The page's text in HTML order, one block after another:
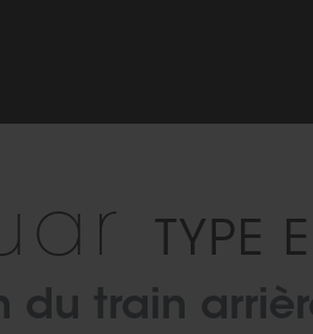
TYPE E
du train